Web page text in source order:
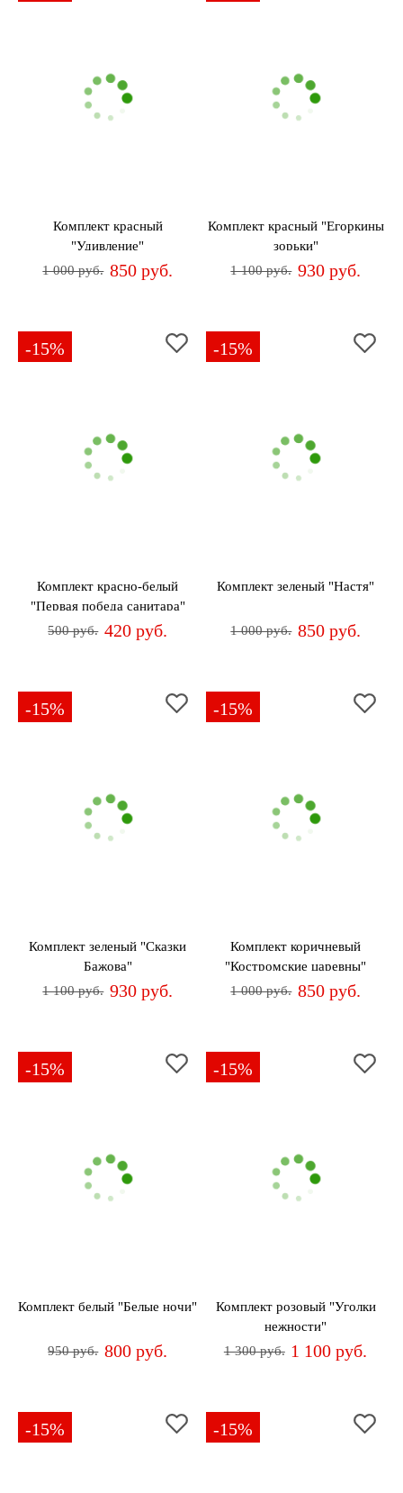
Комплект красный
"Удивление"
1 000 руб. 850 руб.
Комплект красный "Егоркины
зорьки"
1 100 руб. 930 руб.
-15%
Комплект красно-белый
"Первая победа санитара"
500 руб. 420 руб.
-15%
Комплект зеленый "Настя"
1 000 руб. 850 руб.
-15%
Комплект зеленый "Сказки
Бажова"
1 100 руб. 930 руб.
-15%
Комплект коричневый
"Костромские царевны"
1 000 руб. 850 руб.
-15%
Комплект белый "Белые ночи"
950 руб. 800 руб.
-15%
Комплект розовый "Уголки
нежности"
1 300 руб. 1 100 руб.
-15% -15%